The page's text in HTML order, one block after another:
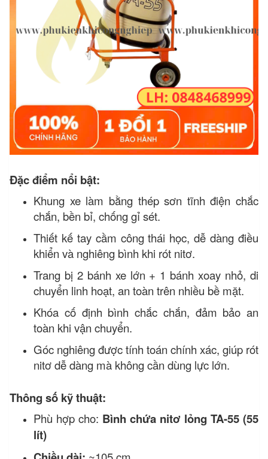
Đặc điểm nổi bật:
Khung xe làm bằng thép sơn tĩnh điện chắc
chắn, bền bỉ, chống gỉ sét.
Thiết kế tay cầm công thái học, dễ dàng điều
khiển và nghiêng bình khi rót nitơ.
Trang bị 2 bánh xe lớn + 1 bánh xoay nhỏ, di
chuyển linh hoạt, an toàn trên nhiều bề mặt.
Khóa cố định bình chắc chắn, đảm bảo an
toàn khi vận chuyển.
Góc nghiêng được tính toán chính xác, giúp rót
nitơ dễ dàng mà không cần dùng lực lớn.
Thông số kỹ thuật:
Phù hợp cho: Bình chứa nitơ lỏng TA-55 (55
lít)